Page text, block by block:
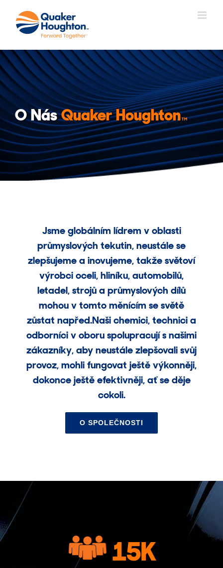
obsah
O NásQuaker Houghton TM
Jsme globálním lídrem v oblasti
průmyslových tekutin, neustále se
zlepšujeme a inovujeme, takže světoví
výrobci oceli, hliníku, automobilů,
letadel, strojů a průmyslových dílů
mohou v tomto měnícím se světě
zůstat napřed.Naši chemici, technici a
odborníci v oboru spolupracují s našimi
zákazníky, aby neustále zlepšovali svůj
provoz, mohli fungovat ještě výkonněji,
dokonce ještě efektivněji, ať se děje
cokoli.
O SPOLEČNOSTI
15K